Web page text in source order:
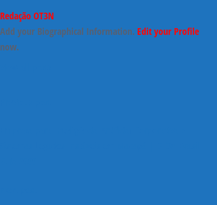
Redação OT3N
Add your Biographical Information. Edit your Profile
now.